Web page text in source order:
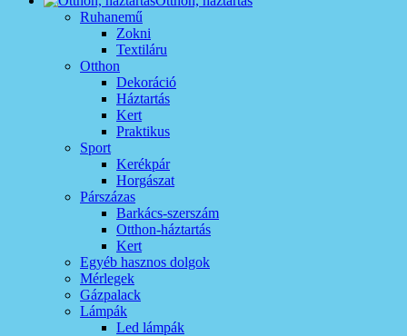
Ruhanemű
Zokni
Textiláru
Otthon
Dekoráció
Háztartás
Kert
Praktikus
Sport
Kerékpár
Horgászat
Párszázas
Barkács-szerszám
Otthon-háztartás
Kert
Egyéb hasznos dolgok
Mérlegek
Gázpalack
Lámpák
Led lámpák